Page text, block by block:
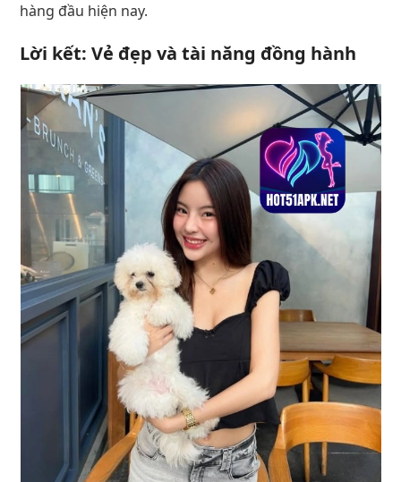
hàng đầu hiện nay.
Lời kết: Vẻ đẹp và tài năng đồng hành